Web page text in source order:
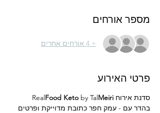
מספר אורחים
+ 4 אורחים אחרים
פרטי האירוע
סדנת אירוח Real Food Keto by TalMeiri
בהדר עם - עמק חפר כתובת מדוייקת ופרטים